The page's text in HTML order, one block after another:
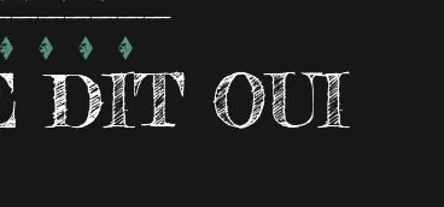
DIT OUI